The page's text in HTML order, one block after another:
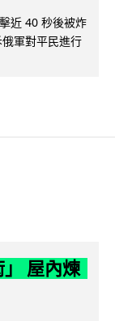
近 40 秒後被炸
軍對平民進行
屋內煉